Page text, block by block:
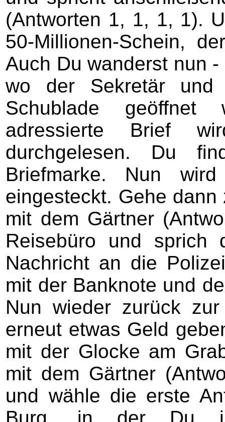
(Antworten 1, 1, 1, 1).
50-Millionen-Schein,
Auch Du wanderst nun
wo der Sekretär und
Schublade
adressierte Brief
durchgelesen. Du
Briefmarke. Nun
eingesteckt. Gehe
mit dem Gärtner
Reisebüro und sprich
Nachricht an die
mit der Banknote und
Nun wieder zurück
erneut etwas Geld
mit der Glocke am
mit dem Gärtner
und wähle die erste
Burg, in der Du